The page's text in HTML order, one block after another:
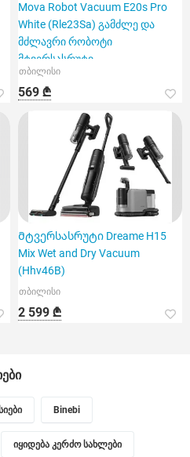
Mova Robot Vacuum E20s Pro
White (Rle23Sa) გამძლე და
მძლავრი რობოტი
მტვერსასრუტი
თბილისი
569 ₾
Მტვერსასრუტი Dreame H15
Mix Wet and Dry Vacuum
(Hhv46B)
თბილისი
2 599 ₾
Binebi
იყიდება კერძო სახლები